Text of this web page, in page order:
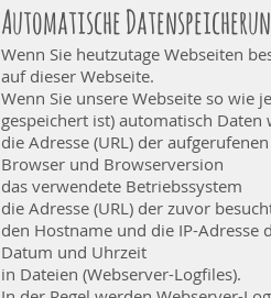
Automatische
Wenn Sie heutzutage Webseiten
auf dieser Webseite.
Wenn Sie unsere Webseite so wie
gespeichert ist) automatisch Daten
die Adresse (URL) der
Browser und Browserversion
das verwendete Betriebssystem
die Adresse (URL) der zuvor
den Hostname und die IP-Adresse
Datum und Uhrzeit
in Dateien (Webserver-Logfiles).